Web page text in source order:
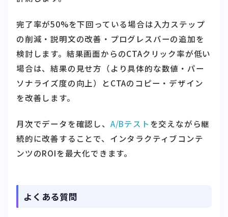
完了率が50%を下回っている場合は入力ステップ
の削減・説明文の改善・プログレスバーの追加を
検討します。結果画面からのCTAクリック率が低い
場合は、結果の見せ方（より具体的な数値・パー
ソナライズ度の向上）とCTAのコピー・デザイン
を改善します。
月次でデータを確認し、 A/Bテストを交えながら継
続的に改善することで、インタラクティブコンテ
ンツのROIを最大化できます。
よくある質問